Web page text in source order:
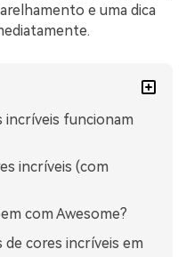
e uma dica
incríveis funcionam
incríveis (com
com Awesome?
cores incríveis em